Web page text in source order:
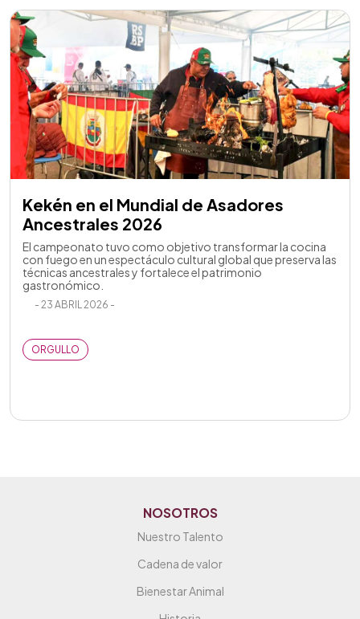
Kekén en el Mundial de Asadores
Ancestrales 2026
El campeonato tuvo como objetivo transformar la cocina
con fuego en un espectáculo cultural global que preserva las
técnicas ancestrales y fortalece el patrimonio
gastronómico.
- 23 ABRIL 2026 -
ORGULLO
NOSOTROS
Nuestro Talento
Cadena de valor
Bienestar Animal